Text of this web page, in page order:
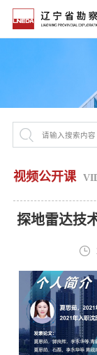
视频公开课
探地雷达技